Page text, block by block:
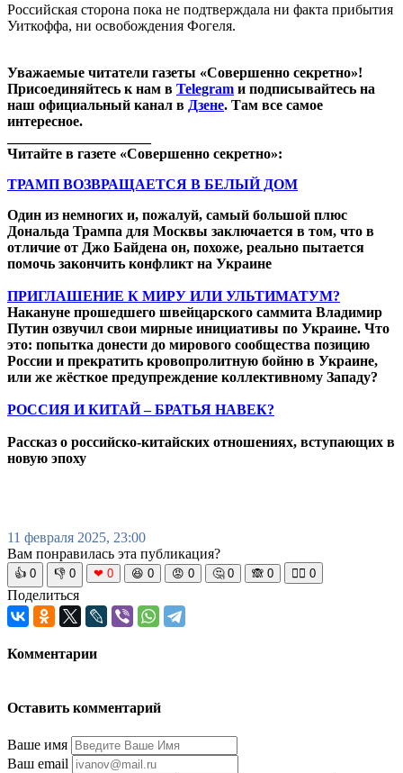
Российская сторона пока не подтверждала ни факта прибытия
Уиткоффа, ни освобождения Фогеля.
Уважаемые читатели газеты «Совершенно секретно»!
Присоединяйтесь к нам в Telegram и подписывайтесь на
наш официальный канал в Дзене. Там все самое
интересное.
Читайте в газете «Совершенно секретно»:
ТРАМП ВОЗВРАЩАЕТСЯ В БЕЛЫЙ ДОМ
Один из немногих и, пожалуй, самый большой плюс
Дональда Трампа для Москвы заключается в том, что в
отличие от Джо Байдена он, похоже, реально пытается
помочь закончить конфликт на Украине
ПРИГЛАШЕНИЕ К МИРУ ИЛИ УЛЬТИМАТУМ?
Накануне прошедшего швейцарского саммита Владимир
Путин озвучил свои мирные инициативы по Украине. Что
это: попытка донести до мирового сообщества позицию
России и прекратить кровопролитную бойню в Украине,
или же жёсткое предупреждение коллективному Западу?
РОССИЯ И КИТАЙ – БРАТЬЯ НАВЕК?
Рассказ о российско-китайских отношениях, вступающих в
новую эпоху
11 февраля 2025, 23:00
Вам понравилась эта публикация?
👍 0 👎 0 ❤ 0 😆 0 😡 0 🤔 0 🙈 0 🧘‍♀️ 0
Поделиться
Комментарии
Оставить комментарий
Ваше имя
Ваш email